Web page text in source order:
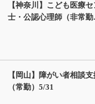
【神奈川】こども医療
士・公認心理師（非常
【岡山】障がい者相談
（常勤）5/31